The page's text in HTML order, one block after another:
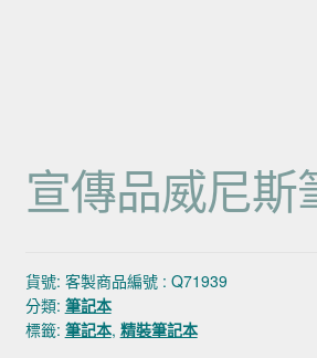
宣傳品威尼斯
貨號: 客製商品編號 : Q71939
分類: 筆記本
標籤: 筆記本, 精裝筆記本